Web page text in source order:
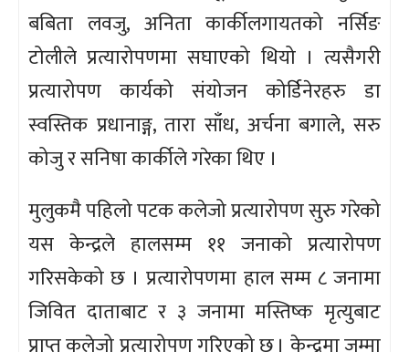
बबिता लवजु, अनिता कार्कीलगायतको नर्सिङ
टोलीले प्रत्यारोपणमा सघाएको थियो । त्यसैगरी
प्रत्यारोपण कार्यको संयोजन कोर्डिनेरहरु डा
स्वस्तिक प्रधानाङ्ग, तारा साँध, अर्चना बगाले, सरु
कोजु र सनिषा कार्कीले गरेका थिए ।
मुलुकमै पहिलो पटक कलेजो प्रत्यारोपण सुरु गरेको
यस केन्द्रले हालसम्म ११ जनाको प्रत्यारोपण
गरिसकेको छ । प्रत्यारोपणमा हाल सम्म ८ जनामा
जिवित दाताबाट र ३ जनामा मस्तिष्क मृत्युबाट